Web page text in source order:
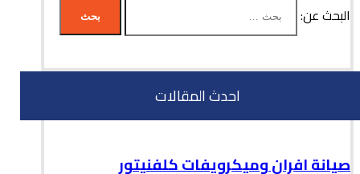
البحث عن:
احدث المقالات
صيانة افران وميكرويفات كلفنيتور